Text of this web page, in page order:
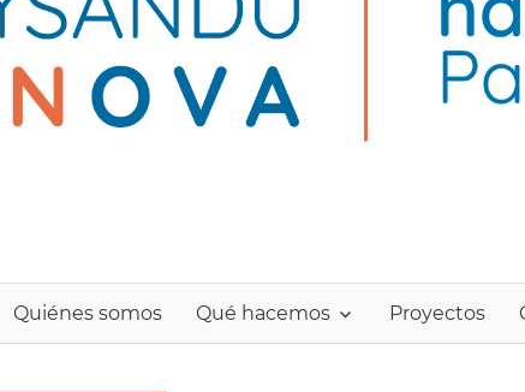
Hacklab
Paysandú
Quiénes somos Qué hacemos Proyectos